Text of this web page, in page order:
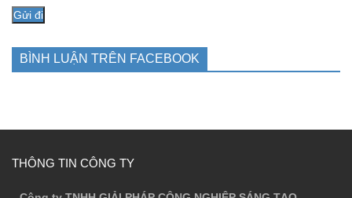
BÌNH LUẬN TRÊN FACEBOOK
THÔNG TIN CÔNG TY